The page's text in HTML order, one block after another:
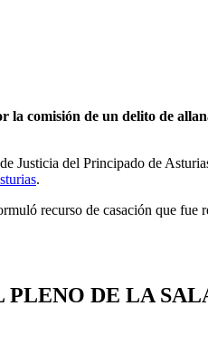
la comisión de un delito de
Justicia del Principado de
.
recurso de casación que fue
PLENO DE LA